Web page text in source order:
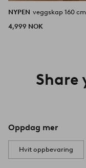
NYPEN
veggskap 160 cm
4,999 NOK
Share
Oppdag mer
Hvit oppbevaring